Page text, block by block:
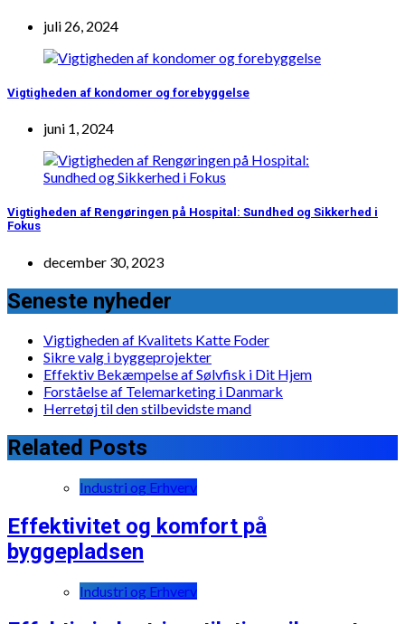
juli 26, 2024
Vigtigheden af kondomer og forebyggelse
juni 1, 2024
Vigtigheden af Rengøringen på Hospital: Sundhed og Sikkerhed i
Fokus
december 30, 2023
Seneste nyheder
Vigtigheden af Kvalitets Katte Foder
Sikre valg i byggeprojekter
Effektiv Bekæmpelse af Sølvfisk i Dit Hjem
Forståelse af Telemarketing i Danmark
Herretøj til den stilbevidste mand
Related Posts
Industri og Erhverv
Effektivitet og komfort på
byggepladsen
Industri og Erhverv